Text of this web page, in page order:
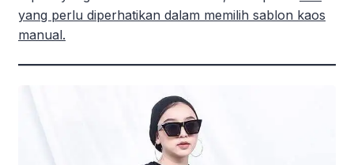
yang perlu diperhatikan dalam memilih sablon kaos
manual.